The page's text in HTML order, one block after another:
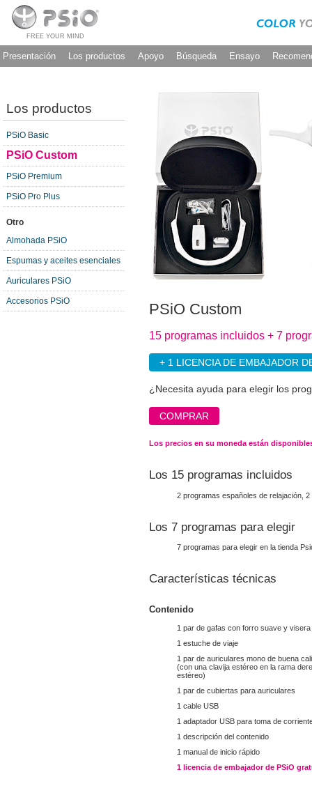
FREE YOUR MIND
Presentación Los productos Apoyo Búsqueda Ensayo
Los productos
PSiO Basic
PSiO Custom
PSiO Premium
PSiO Pro Plus
Otro
Almohada PSiO
Espumas y aceites esenciales
Auriculares PSiO
Accesorios PSiO PSiO Custom
15 programas incluidos + 7
+ 1 LICENCIA DE EMBAJADOR
¿Necesita ayuda para elegir los
COMPRAR
Los precios en su moneda están
Los 15 programas incluidos
2 programas españoles de relajación,
Los 7 programas para elegir
7 programas para elegir en la tienda
Características técnicas
Contenido
1 par de gafas con forro suave y
1 estuche de viaje
1 par de auriculares mono de buena
(con una clavija estéreo en la rama
estéreo)
1 par de cubiertas para auriculares
1 cable USB
1 adaptador USB para toma de
1 descripción del contenido
1 manual de inicio rápido
1 licencia de embajador de PSiO